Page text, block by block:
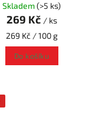
Skladem(>5 ks)
269 Kč / ks
269 Kč / 100 g
Do košíku